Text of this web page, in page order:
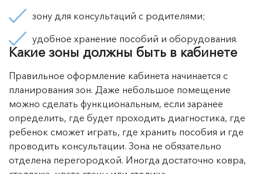
зону для консультаций с родителями;
удобное хранение пособий и оборудования.
Какие зоны должны быть в кабинете
Правильное оформление кабинета начинается с
планирования зон. Даже небольшое помещение
можно сделать функциональным, если заранее
определить, где будет проходить диагностика, где
ребенок сможет играть, где хранить пособия и где
проводить консультации. Зона не обязательно
отделена перегородкой. Иногда достаточно ковра,